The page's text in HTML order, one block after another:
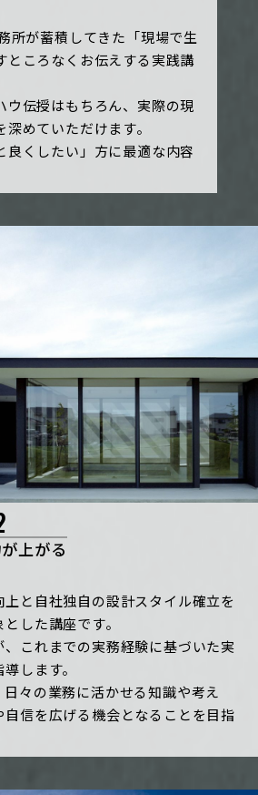
所が蓄積してきた「現場で生
ところなくお伝えする実践講
ウ伝授はもちろん、実際の現
めていただけます。
良くしたい」方に最適な内容
上がる
と自社独自の設計スタイル確立を
した講座です。
、これまでの実務経験に基づいた実
します。
々の業務に活かせる知識や考え
自信を広げる機会となることを目指